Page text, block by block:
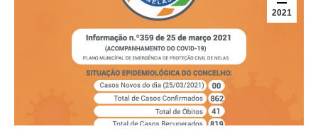
2021